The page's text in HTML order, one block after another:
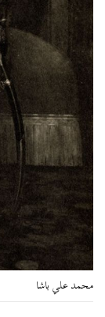
محمد علي باشا